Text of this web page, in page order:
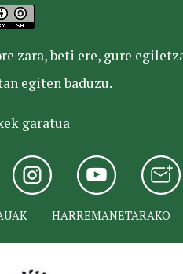
zara, beti ere, gure
egiten baduzu.
garatua
HARREMANETARAKO